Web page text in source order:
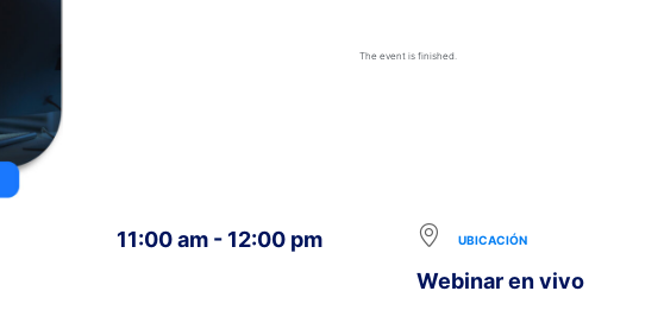
The event is finished.
11:00 am - 12:00 pm UBICACIÓN
Webinar en vivo